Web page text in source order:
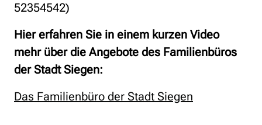
52354542)
Hier erfahren Sie in einem kurzen Video
mehr über die Angebote des Familienbüros
der Stadt Siegen:
Das Familienbüro der Stadt Siegen